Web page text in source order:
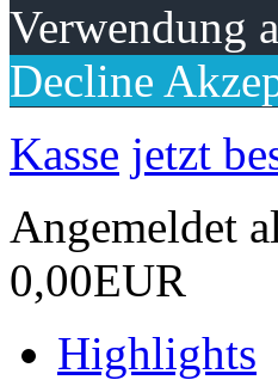
Verwendung
Decline
Kasse jetzt
Angemeldet
0,00EUR
Highlights